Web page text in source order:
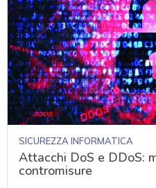
SICUREZZA INFORMATICA
Attacchi DoS e DDoS:
contromisure